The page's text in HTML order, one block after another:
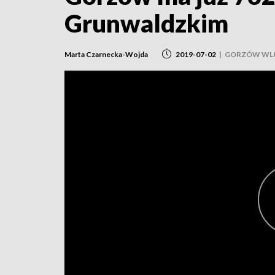
Grunwaldzkim
Marta Czarnecka-Wojda 2019-07-02 | GORZÓW